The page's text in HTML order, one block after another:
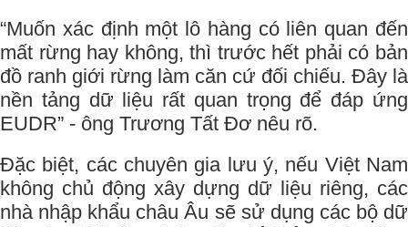
“Muốn xác định một lô hàng có liên quan đến
mất rừng hay không, thì trước hết phải có bản
đồ ranh giới rừng làm căn cứ đối chiếu. Đây là
nền tảng dữ liệu rất quan trọng để đáp ứng
EUDR” - ông Trương Tất Đơ nêu rõ.
Đặc biệt, các chuyên gia lưu ý, nếu Việt Nam
không chủ động xây dựng dữ liệu riêng, các
nhà nhập khẩu châu Âu sẽ sử dụng các bộ dữ